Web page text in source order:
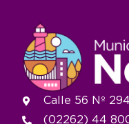
Calle 56 Nº
(02262) 44